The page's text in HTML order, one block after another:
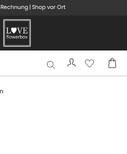
| Shop vor Ort